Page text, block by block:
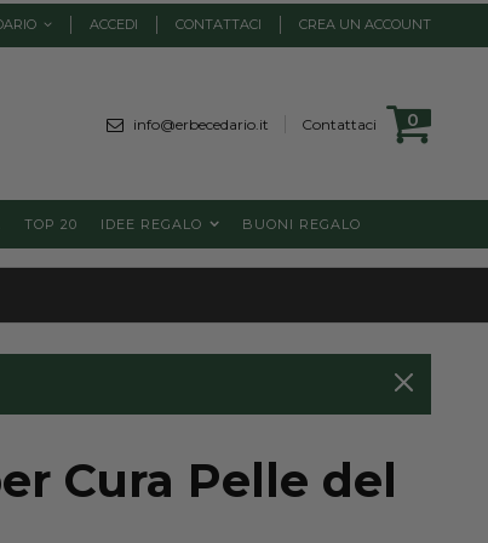
ACCEDI CONTATTACI CREA UN ACCOUNT
Cart
0
info@erbecedario.it Contattaci
TOP 20 IDEE REGALO BUONI REGALO
Cura Pelle del